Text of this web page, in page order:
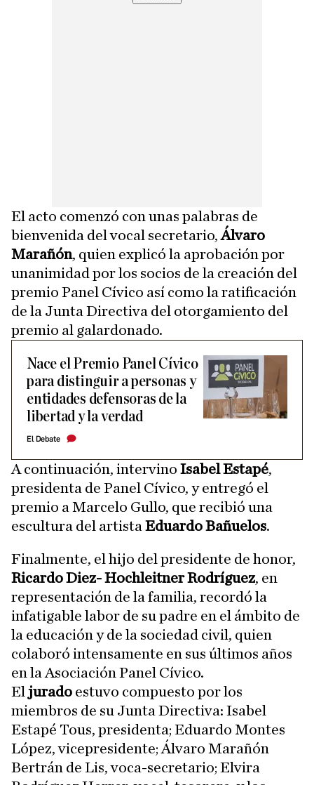
El acto comenzó con unas palabras de
bienvenida del vocal secretario,Álvaro
Marañón, quien explicó la aprobación por
unanimidad por los socios de la creación del
premio Panel Cívico así como la ratificación
de la Junta Directiva del otorgamiento del
premio al galardonado.
Nace el Premio Panel Cívico
para distinguir a personas y
entidades defensoras de la
libertad y la verdad
El Debate
A continuación, intervino Isabel Estapé,
presidenta de Panel Cívico, y entregó el
premio a Marcelo Gullo, que recibió una
escultura del artista Eduardo Bañuelos.
Finalmente, el hijo del presidente de honor,
Ricardo Diez- Hochleitner Rodríguez, en
representación de la familia, recordó la
infatigable labor de su padre en el ámbito de
la educación y de la sociedad civil, quien
colaboró intensamente en sus últimos años
en la Asociación Panel Cívico.
El jurado estuvo compuesto por los
miembros de su Junta Directiva: Isabel
Estapé Tous, presidenta; Eduardo Montes
López, vicepresidente; Álvaro Marañón
Bertrán de Lis, voca-secretario; Elvira